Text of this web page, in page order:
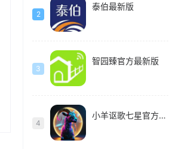
2
泰伯最新版
3
智园臻官方最新版
4
小羊讴歌七星官方最新版